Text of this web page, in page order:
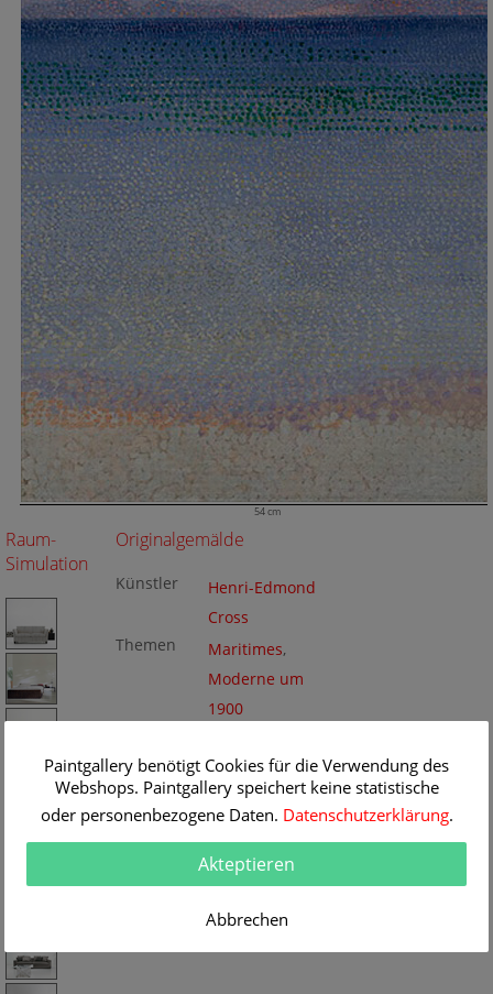
54 cm
Raum-
Simulation
Originalgemälde
Künstler
Henri-Edmond
Cross
Themen
Maritimes,
Moderne um
1900
Originalgrö
ße
54 x 59 cm
Technik
Öl/Leinwand
Gemälde
Nr
BA57621
Paintgallery benötigt Cookies für die Verwendung des
Webshops. Paintgallery speichert keine statistische
oder personenbezogene Daten. Datenschutzerklärung.
Akteptieren
Abbrechen